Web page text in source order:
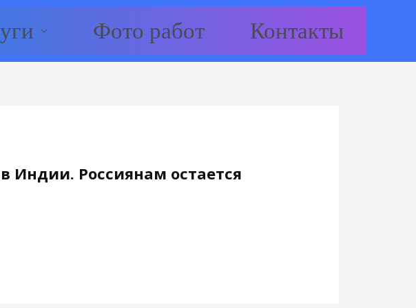
Фото работ Контакты
Индии. Россиянам остается